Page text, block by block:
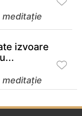
meditație
izvoare
meditație